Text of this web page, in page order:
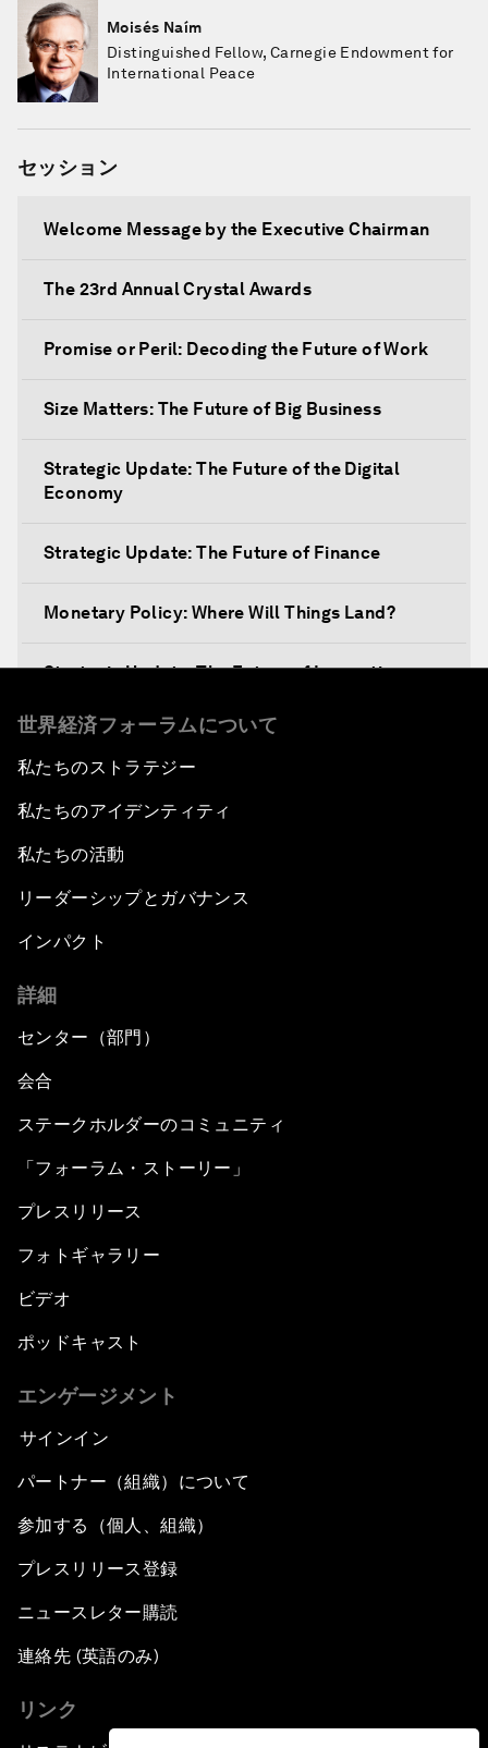
Moisés Naím
Distinguished Fellow, Carnegie Endowment for
International Peace
セッション
Welcome Message by the Executive Chairman
The 23rd Annual Crystal Awards
Promise or Peril: Decoding the Future of Work
Size Matters: The Future of Big Business
Strategic Update: The Future of the Digital
Economy
Strategic Update: The Future of Finance
Monetary Policy: Where Will Things Land?
Strategic Update: The Future of Innovation
Discover a World beyond X and Y Genes
Fourth Industrial Revolution: The Impact on
Welcoming Remarks and Special Address
Opening Plenary with Xi Jinping, President of
What Is it to Be Human in the Fourth Industrial
An Insight, An Idea with Matt Damon and Gary
Outlook for the United States
Advancing the Sustainable Development
Agenda
Artificial Intelligence
A Conversation with Adel Al Jubeir on Middle
East Security
Powering Africa
Who Can Lead a Multipolar World?
An Insight, An Idea with Guy Standing
世界経済フォーラムについて
私たちのストラテジー
私たちのアイデンティティ
私たちの活動
リーダーシップとガバナンス
インパクト
詳細
センター（部門）
会合
ステークホルダーのコミュニティ
「フォーラム・ストーリー」
プレスリリース
フォトギャラリー
ビデオ
ポッドキャスト
エンゲージメント
サインイン
パートナー（組織）について
参加する（個人、組織）
プレスリリース登録
ニュースレター購読
連絡先 (英語のみ)
リンク